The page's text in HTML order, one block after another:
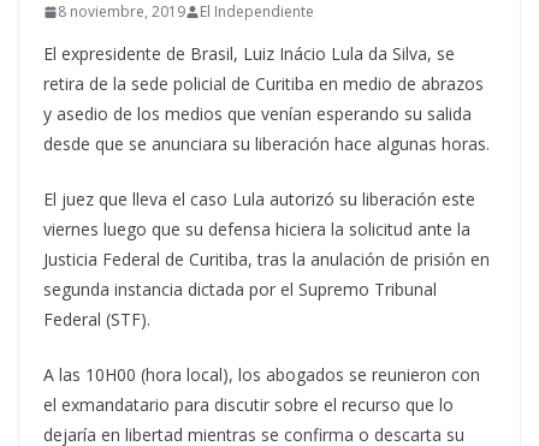
8 noviembre, 2019 El Independiente
El expresidente de Brasil, Luiz Inácio Lula da Silva, se
retira de la sede policial de Curitiba en medio de abrazos
y asedio de los medios que venían esperando su salida
desde que se anunciara su liberación hace algunas horas.
El juez que lleva el caso Lula autorizó su liberación este
viernes luego que su defensa hiciera la solicitud ante la
Justicia Federal de Curitiba, tras la anulación de prisión en
segunda instancia dictada por el Supremo Tribunal
Federal (STF).
A las 10H00 (hora local), los abogados se reunieron con
el exmandatario para discutir sobre el recurso que lo
dejaría en libertad mientras se confirma o descarta su